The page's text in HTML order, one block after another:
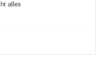
alles